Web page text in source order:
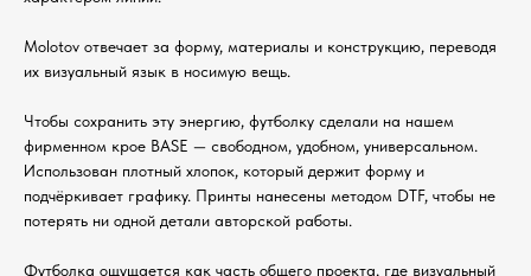
Molotov отвечает за форму, материалы и конструкцию, переводя
их визуальный язык в носимую вещь.
Чтобы сохранить эту энергию, футболку сделали на нашем
фирменном крое BASE — свободном, удобном, универсальном.
Использован плотный хлопок, который держит форму и
подчёркивает графику. Принты нанесены методом DTF, чтобы не
потерять ни одной детали авторской работы.
Футболка ощущается как часть общего проекта, где визуальный